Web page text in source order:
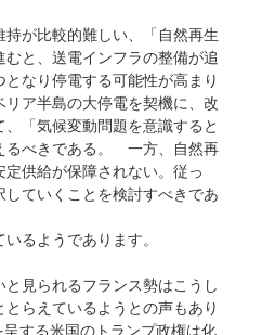
が比較的難しい、「自然再生
と、送電インフラの整備が追
なり停電する可能性が高まり
リア半島の大停電を契機に、改
「気候変動問題を意識すると
るべきである。 一方、自然再
供給が保障されない。従っ
ていくことを検討すべきであ
るようであります。
見られるフランス勢はこうし
らえているようとの声もあり
呈する米国のトランプ政権は化